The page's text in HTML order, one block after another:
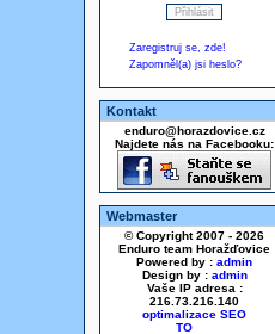
Zaregistruj se, zde!
Zapomněl(a) jsi heslo?
Kontakt
enduro@horazdovice.cz
Najdete nás na Facebooku:
Webmaster
© Copyright 2007 - 2026
Enduro team Horažďovice
Powered by : admin
Design by : admin
Vaše IP adresa :
216.73.216.140
optimalizace SEO